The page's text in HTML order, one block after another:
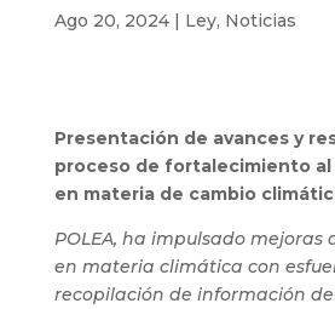
Ago 20, 2024| Ley, Noticias
Presentación de avances y
proceso de fortalecimiento
en materia de cambio
POLEA, ha impulsado mejoras
en materia climática con
recopilación de información de